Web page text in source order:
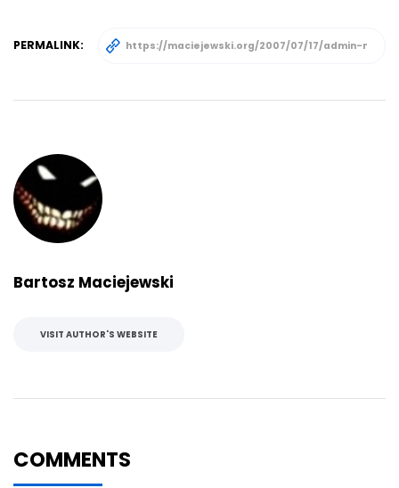
PERMALINK:
Bartosz Maciejewski
VISIT AUTHOR'S WEBSITE
COMMENTS